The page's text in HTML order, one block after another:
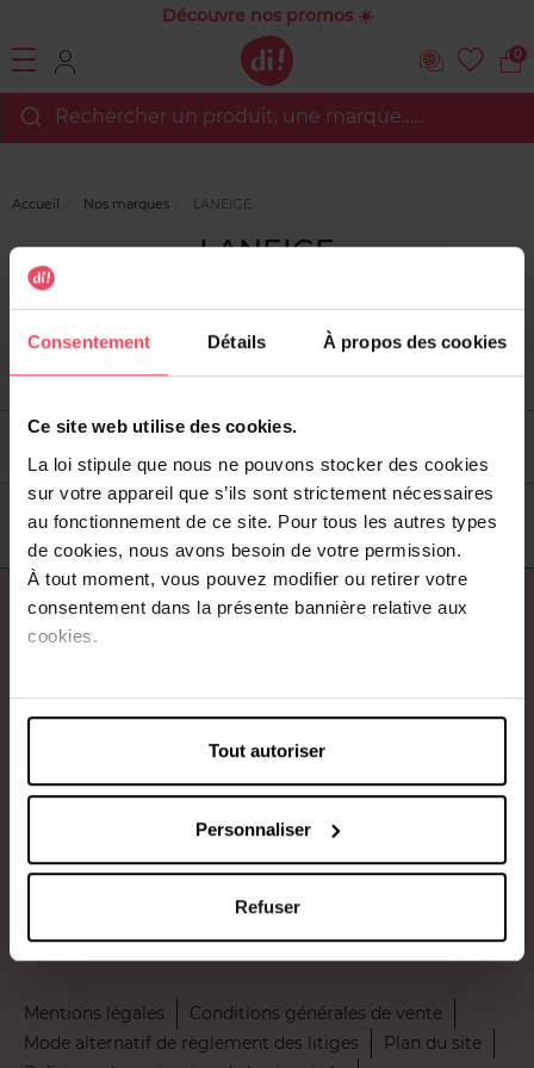
Consentement Détails À propos des cookies
Ce site web utilise des cookies.
La loi stipule que nous ne pouvons stocker des cookies
sur votre appareil que s’ils sont strictement nécessaires
au fonctionnement de ce site. Pour tous les autres types
de cookies, nous avons besoin de votre permission.
À tout moment, vous pouvez modifier ou retirer votre
consentement dans la présente bannière relative aux
cookies.
Tout autoriser
Personnaliser
Refuser
Découvre nos promos ☀️
0
Rechercher un produit, une marque…...
Accueil Nos marques LANEIGE
LANEIGE
À propos de nous
Contact
Mentions légales
Conditions générales de vente
Mode alternatif de règlement des litiges
Plan du site